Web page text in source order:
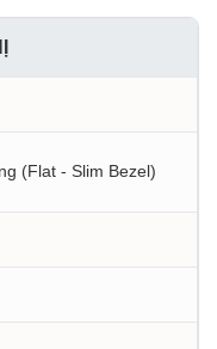
(Flat - Slim Bezel)